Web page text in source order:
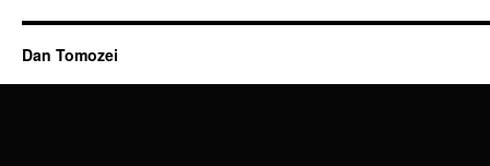
Dan Tomozei